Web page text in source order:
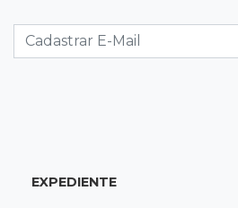
acidente com F-1000 na Av.
18:28Concurso 3.042
EXPEDIENTE